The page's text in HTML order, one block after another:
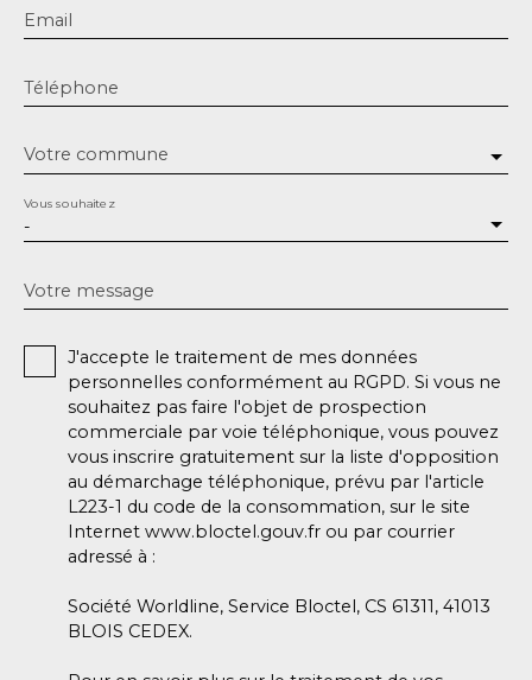
Email
Téléphone
Votre commune
-
Vous souhaitez
Votre message
J'accepte le traitement de mes données
personnelles conformément au RGPD. Si vous ne
souhaitez pas faire l'objet de prospection
commerciale par voie téléphonique, vous pouvez
vous inscrire gratuitement sur la liste d'opposition
au démarchage téléphonique, prévu par l'article
L223-1 du code de la consommation, sur le site
Internet www.bloctel.gouv.fr ou par courrier
adressé à :
Société Worldline, Service Bloctel, CS 61311, 41013
BLOIS CEDEX.